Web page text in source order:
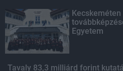
Egyetem
Tavaly 83,3 milliárd forint